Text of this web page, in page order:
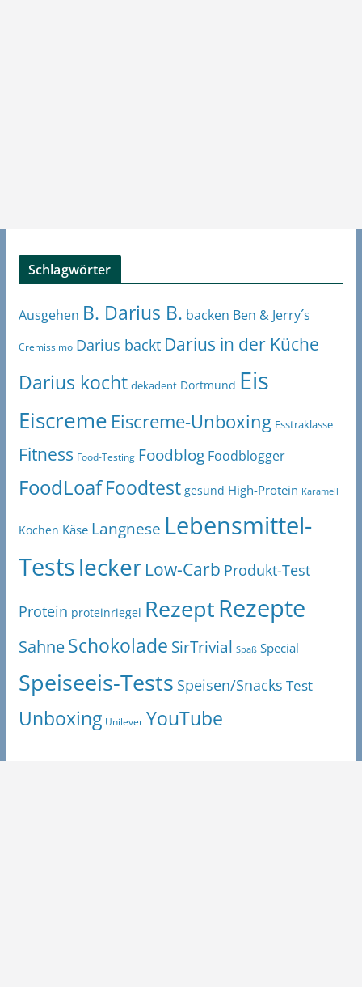
Schlagwörter
Ausgehen B. Darius B. backen Ben & Jerry´s
Cremissimo Darius backt Darius in der Küche
Darius kocht dekadent Dortmund Eis
Eiscreme Eiscreme-Unboxing Esstraklasse
Fitness Food-Testing Foodblog Foodblogger
FoodLoaf Foodtest gesund High-Protein Karamell
Kochen Käse Langnese Lebensmittel-
Testslecker Low-Carb Produkt-Test
Protein proteinriegel RezeptRezepte
SahneSchokolade SirTrivial Spaß Special
Speiseeis-Tests Speisen/Snacks Test
Unboxing Unilever YouTube